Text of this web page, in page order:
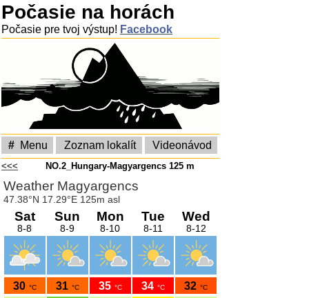
Počasie na horách
Počasie pre tvoj výstup! Facebook
# Menu Zoznam lokalít Videonávod
<<< NO.2_Hungary-Magyargencs 125 m